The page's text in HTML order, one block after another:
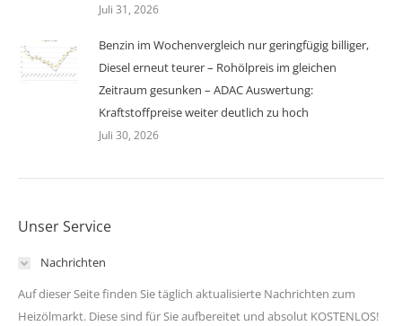
Juli 31, 2026
Benzin im Wochenvergleich nur geringfügig billiger,
Diesel erneut teurer – Rohölpreis im gleichen
Zeitraum gesunken – ADAC Auswertung:
Kraftstoffpreise weiter deutlich zu hoch
Juli 30, 2026
Unser Service
Nachrichten
Auf dieser Seite finden Sie täglich aktualisierte Nachrichten zum
Heizölmarkt. Diese sind für Sie aufbereitet und absolut KOSTENLOS!